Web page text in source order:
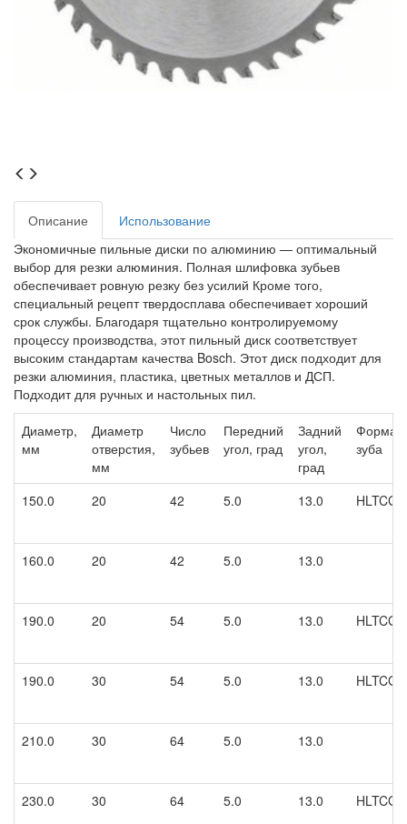
Описание
Использование
Экономичные пильные диски по алюминию — оптимальный
выбор для резки алюминия. Полная шлифовка зубьев
обеспечивает ровную резку без усилий Кроме того,
специальный рецепт твердосплава обеспечивает хороший
срок службы. Благодаря тщательно контролируемому
процессу производства, этот пильный диск соответствует
высоким стандартам качества Bosch. Этот диск подходит для
резки алюминия, пластика, цветных металлов и ДСП.
Подходит для ручных и настольных пил.
Диаметр,
мм
Диаметр
отверстия,
мм
Число
зубьев
Передний
угол, град
Задний
угол,
град
Форма
зуба
150.0 20 42 5.0 13.0 HLTCG
160.0 20 42 5.0 13.0
190.0 20 54 5.0 13.0 HLTCG
190.0 30 54 5.0 13.0 HLTCG
210.0 30 64 5.0 13.0
230.0 30 64 5.0 13.0 HLTCG